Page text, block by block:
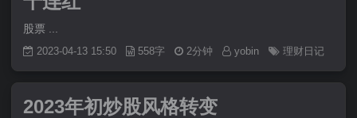
2023-04-13 15:50 558字 2分钟 yobin 理财日记
2023年初炒股风格转变